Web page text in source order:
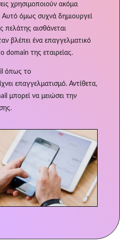
χρησιμοποιούν ακόμα
όμως συχνά δημιουργεί
πελάτης αισθάνεται
βλέπει ένα επαγγελματικό
domain της εταιρείας.
όπως το
επαγγελματισμό. Αντίθετα,
μπορεί να μειώσει την